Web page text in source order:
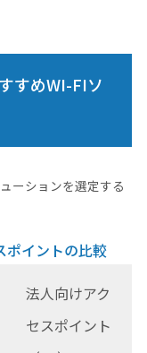
すめWI-FIソ
ーションを選定する
ポイントの比較
法人向けアク
セスポイント